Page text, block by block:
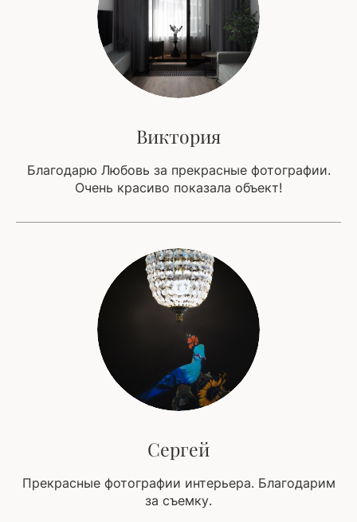
Виктория
Благодарю Любовь за прекрасные фотографии.
Очень красиво показала объект!
Сергей
Прекрасные фотографии интерьера. Благодарим
за съемку.